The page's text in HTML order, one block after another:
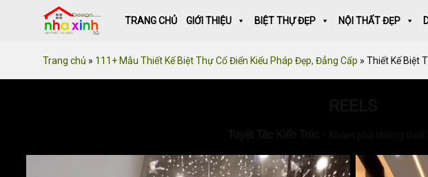
TRANG CHỦ GIỚI THIỆU BIỆT THỰ ĐẸP NỘI THẤT ĐẸP
Trang chủ » 111+ Mẫu Thiết Kế Biệt Thự Cổ Điển Kiểu Pháp Đẹp, Đẳng Cấp » Thiết Kế Biệt